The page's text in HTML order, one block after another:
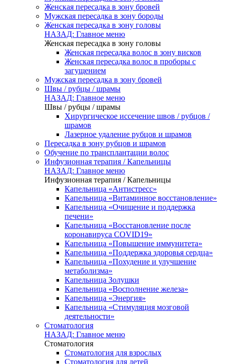
Женская пересадка в зону бровей
Мужская пересадка в зону бороды
Женская пересадка в зону головы
НАЗАД: Главное меню
Женская пересадка в зону головы
Женская пересадка волос в зону висков
Женская пересадка волос в проборы с
загущением
Мужская пересадка в зону бровей
Швы / рубцы / шрамы
НАЗАД: Главное меню
Швы / рубцы / шрамы
Хирургическое иссечение швов / рубцов /
шрамов
Лазерное удаление рубцов и шрамов
Пересадка в зону рубцов и шрамов
Обучение по трансплантации волос
Инфузионная терапия / Капельницы
НАЗАД: Главное меню
Инфузионная терапия / Капельницы
Капельница «Антистресс»
Капельница «Витаминное восстановление»
Капельница «Очищение и поддержка
печени»
Капельница «Восстановление после
коронавируса COVID19»
Капельница «Повышение иммунитета»
Капельница «Поддержка здоровья сердца»
Капельница «Похудение и улучшение
метаболизма»
Капельница Золушки
Капельница «Восполнение железа»
Капельница «Энергия»
Капельница «Стимуляция мозговой
деятельности»
Стоматология
НАЗАД: Главное меню
Стоматология
Стоматология для взрослых
Стоматология для детей